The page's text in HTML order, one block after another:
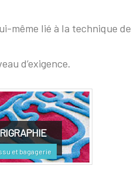
même lié à la technique de
d’exigence.
et bagagerie